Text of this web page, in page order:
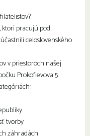
ktorí pracujú pod
celoslovenského
v priestoroch našej
Prokofievova 5.
tvorby